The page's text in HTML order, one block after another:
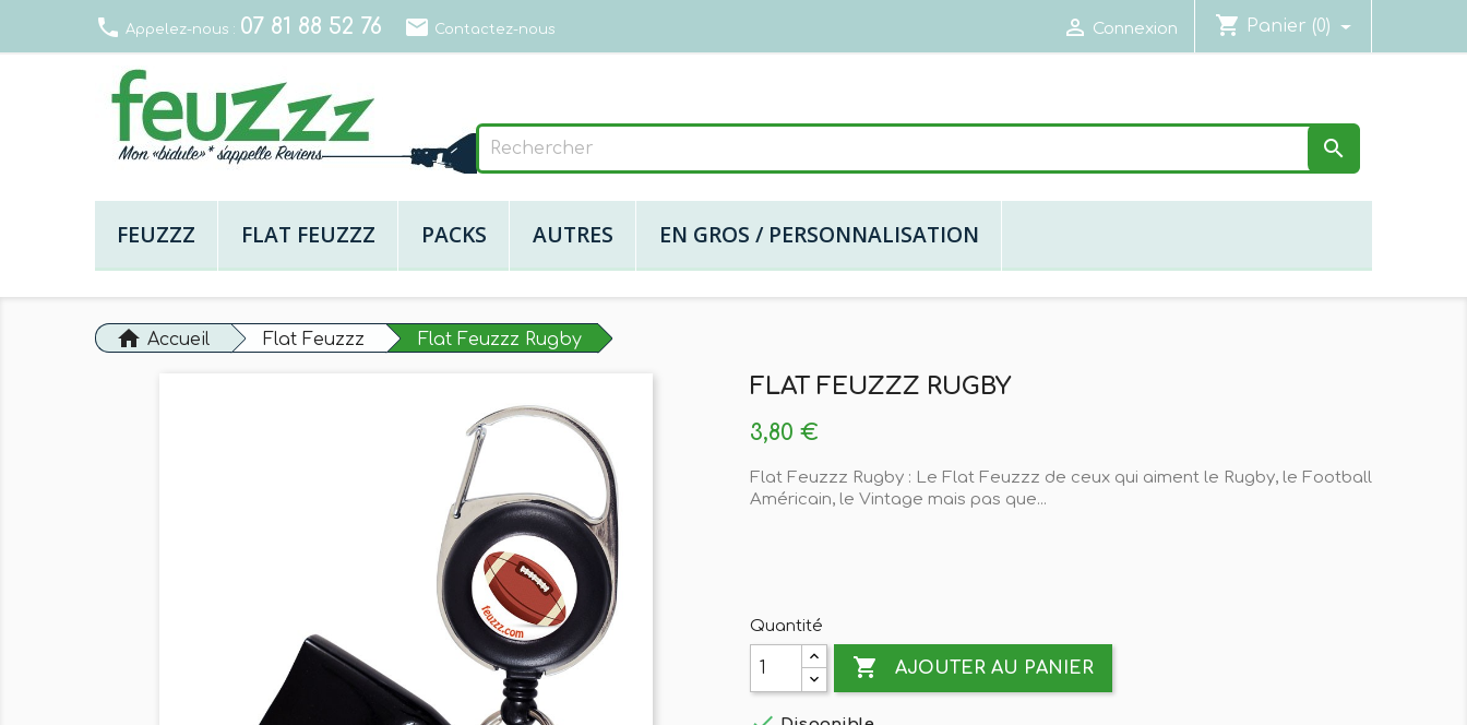
local_phone Appelez-nous : 07 81 88 52 76 email Contactez-nous  Connexion shopping_cart Panier (0)

FEUZZZ FLAT FEUZZZ PACKS AUTRES EN GROS / PERSONNALISATION
home Accueil Flat Feuzzz Flat Feuzzz Rugby
FLAT FEUZZZ RUGBY
3,80 €
Flat Feuzzz Rugby : Le Flat Feuzzz de ceux qui aiment le Rugby, le Football
Américain, le Vintage mais pas que...
Quantité
 AJOUTER AU PANIER